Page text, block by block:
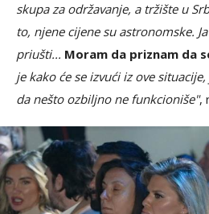
skupa za održavanje, a tržište u
to, njene cijene su astronomske.
priušti... Moram da priznam da
je kako će se izvući iz ove
da nešto ozbiljno ne funkcioniše",